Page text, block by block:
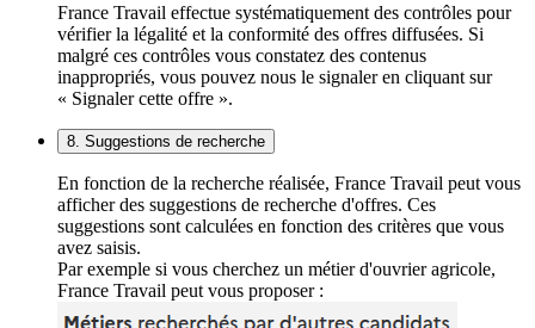
France Travail effectue systématiquement des contrôles pour
vérifier la légalité et la conformité des offres diffusées. Si
malgré ces contrôles vous constatez des contenus
inappropriés, vous pouvez nous le signaler en cliquant sur
« Signaler cette offre ».
8. Suggestions de recherche
En fonction de la recherche réalisée, France Travail peut vous
afficher des suggestions de recherche d'offres. Ces
suggestions sont calculées en fonction des critères que vous
avez saisis.
Par exemple si vous cherchez un métier d'ouvrier agricole,
France Travail peut vous proposer :